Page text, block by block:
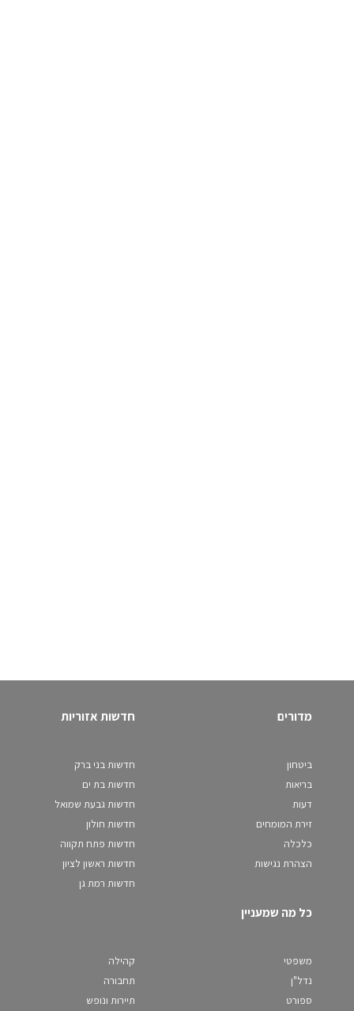
מדורים
ביטחון
בריאות
דעות
זירת המומחים
כלכלה
הצהרת נגישות
חדשות אזוריות
חדשות בני ברק
חדשות בת ים
חדשות גבעת שמואל
חדשות חולון
חדשות פתח תקווה
חדשות ראשון לציון
חדשות רמת גן
כל מה שמעניין
משפטי
נדל"ן
ספורט
קהילה
תחבורה
תיירות ונופש